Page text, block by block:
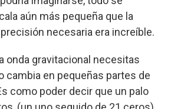
aún más pequeña que la
necesaria era increíble.
onda gravitacional necesitas
cambia en pequeñas partes de
como poder decir que un palo